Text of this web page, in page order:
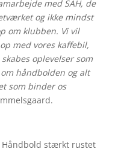
med SAH, de
og ikke mindst
om klubben. Vi vil
med vores kaffebil,
oplevelser som
håndbolden og alt
som binder os
Håndbold stærkt rustet